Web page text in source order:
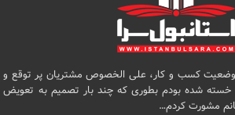
وضعیت کسب و کار، علی الخصوص مشتریان پر توقع و
شده بودم بطوری که چند بار تصمیم به تعویض
مشورت کردم…